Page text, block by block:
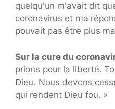
quelqu'un m'avait dit
coronavirus et ma
pouvait pas être plus
Sur la cure du
prions pour la liberté.
Dieu. Nous devons
qui rendent Dieu fou. »